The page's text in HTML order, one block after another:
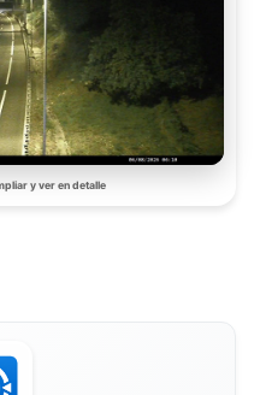
y ver en detalle